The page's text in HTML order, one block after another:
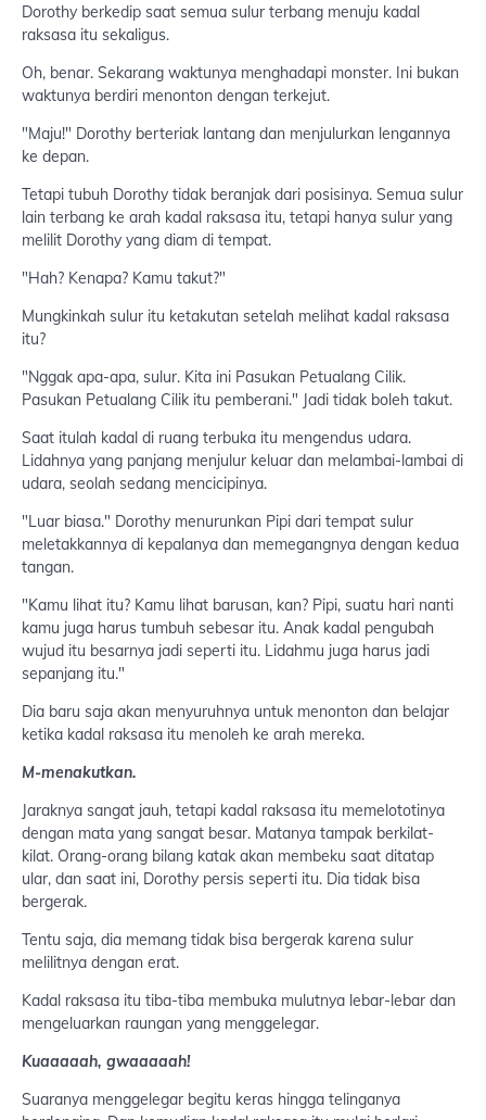
Dorothy berkedip saat semua sulur terbang menuju kadal
raksasa itu sekaligus.
Oh, benar. Sekarang waktunya menghadapi monster. Ini bukan
waktunya berdiri menonton dengan terkejut.
"Maju!" Dorothy berteriak lantang dan menjulurkan lengannya
ke depan.
Tetapi tubuh Dorothy tidak beranjak dari posisinya. Semua sulur
lain terbang ke arah kadal raksasa itu, tetapi hanya sulur yang
melilit Dorothy yang diam di tempat.
"Hah? Kenapa? Kamu takut?"
Mungkinkah sulur itu ketakutan setelah melihat kadal raksasa
itu?
"Nggak apa-apa, sulur. Kita ini Pasukan Petualang Cilik.
Pasukan Petualang Cilik itu pemberani." Jadi tidak boleh takut.
Saat itulah kadal di ruang terbuka itu mengendus udara.
Lidahnya yang panjang menjulur keluar dan melambai-lambai di
udara, seolah sedang mencicipinya.
"Luar biasa." Dorothy menurunkan Pipi dari tempat sulur
meletakkannya di kepalanya dan memegangnya dengan kedua
tangan.
"Kamu lihat itu? Kamu lihat barusan, kan? Pipi, suatu hari nanti
kamu juga harus tumbuh sebesar itu. Anak kadal pengubah
wujud itu besarnya jadi seperti itu. Lidahmu juga harus jadi
sepanjang itu."
Dia baru saja akan menyuruhnya untuk menonton dan belajar
ketika kadal raksasa itu menoleh ke arah mereka.
M-menakutkan.
Jaraknya sangat jauh, tetapi kadal raksasa itu memelototinya
dengan mata yang sangat besar. Matanya tampak berkilat-
kilat. Orang-orang bilang katak akan membeku saat ditatap
ular, dan saat ini, Dorothy persis seperti itu. Dia tidak bisa
bergerak.
Tentu saja, dia memang tidak bisa bergerak karena sulur
melilitnya dengan erat.
Kadal raksasa itu tiba-tiba membuka mulutnya lebar-lebar dan
mengeluarkan raungan yang menggelegar.
Kuaaaaah, gwaaaaah!
Suaranya menggelegar begitu keras hingga telinganya